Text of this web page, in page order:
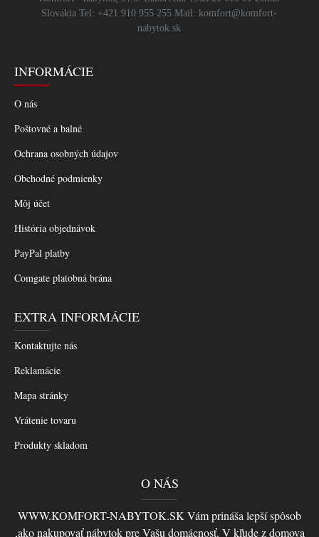
Slovakia Tel: +421 910 955 255 Mail: komfort@komfort-
nabytok.sk
INFORMÁCIE
O nás
Poštovné a balné
Ochrana osobných údajov
Obchodné podmienky
Môj účet
História objednávok
PayPal platby
Comgate platobná brána
EXTRA INFORMÁCIE
Kontaktujte nás
Reklamácie
Mapa stránky
Vrátenie tovaru
Produkty skladom
O NÁS
WWW.KOMFORT-NABYTOK.SK Vám prináša lepší spôsob
,ako nakupovať nábytok pre Vašu domácnosť. V kľude z domova